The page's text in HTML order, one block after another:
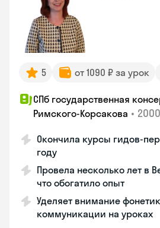
5 от 1090 ₽ за урок
СПб государственная
Римского-Корсакова •
Окончила курсы гидов-
году
Провела несколько лет в
что обогатило опыт
Уделяет внимание
коммуникации на уроках